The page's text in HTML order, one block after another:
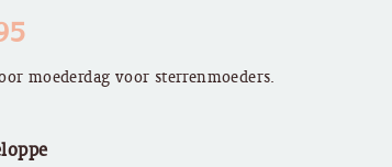
Prijsklasse:
€ 2,25
moederdag voor sterrenmoeders.